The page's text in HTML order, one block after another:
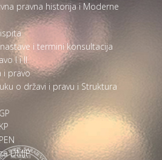
pravna historija i Moderne
i termini konsultacija
I i II
i pravo
o državi i pravu i Struktura
DMJP